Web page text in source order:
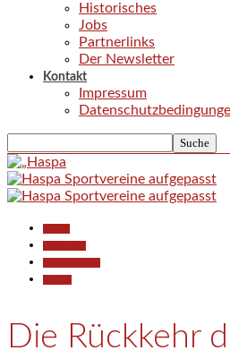
Historisches
Jobs
Partnerlinks
Der Newsletter
Kontakt
Impressum
Die Rückkehr